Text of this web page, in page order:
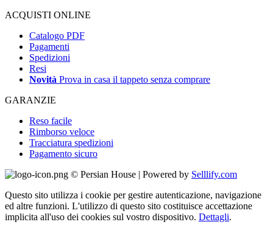
ACQUISTI ONLINE
Catalogo PDF
Pagamenti
Spedizioni
Resi
Novità Prova in casa il tappeto senza comprare
GARANZIE
Reso facile
Rimborso veloce
Tracciatura spedizioni
Pagamento sicuro
© Persian House | Powered by Selllify.com
Questo sito utilizza i cookie per gestire autenticazione, navigazione
ed altre funzioni. L'utilizzo di questo sito costituisce accettazione
implicita all'uso dei cookies sul vostro dispositivo. Dettagli.